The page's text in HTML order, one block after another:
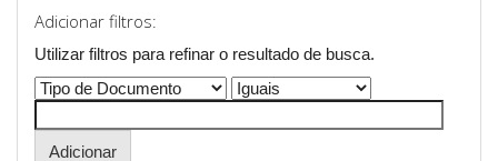
Adicionar filtros:
Utilizar filtros para refinar o resultado de busca.